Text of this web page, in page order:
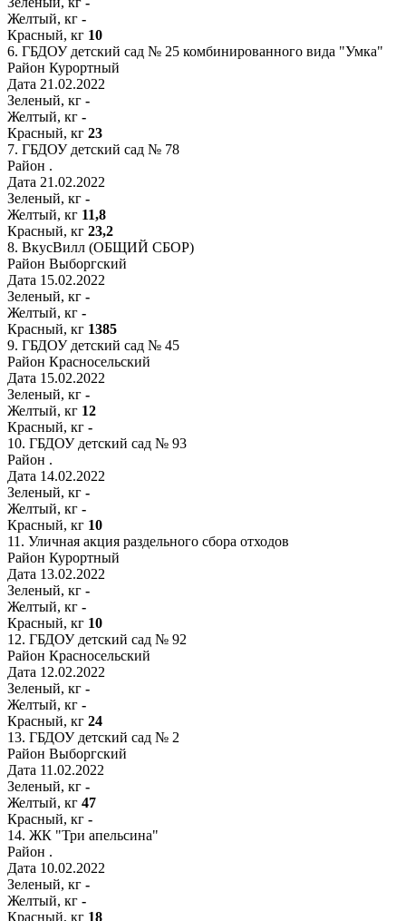
Желтый, кг -
Красный, кг 10
6. ГБДОУ детский сад № 25 комбинированного вида "Умка"
Район Курортный
Дата 21.02.2022
Зеленый, кг -
Желтый, кг -
Красный, кг 23
7. ГБДОУ детский сад № 78
Район .
Дата 21.02.2022
Зеленый, кг -
Желтый, кг 11,8
Красный, кг 23,2
8. ВкусВилл (ОБЩИЙ СБОР)
Район Выборгский
Дата 15.02.2022
Зеленый, кг -
Желтый, кг -
Красный, кг 1385
9. ГБДОУ детский сад № 45
Район Красносельский
Дата 15.02.2022
Зеленый, кг -
Желтый, кг 12
Красный, кг -
10. ГБДОУ детский сад № 93
Район .
Дата 14.02.2022
Зеленый, кг -
Желтый, кг -
Красный, кг 10
11. Уличная акция раздельного сбора отходов
Район Курортный
Дата 13.02.2022
Зеленый, кг -
Желтый, кг -
Красный, кг 10
12. ГБДОУ детский сад № 92
Район Красносельский
Дата 12.02.2022
Зеленый, кг -
Желтый, кг -
Красный, кг 24
13. ГБДОУ детский сад № 2
Район Выборгский
Дата 11.02.2022
Зеленый, кг -
Желтый, кг 47
Красный, кг -
14. ЖК "Три апельсина"
Район .
Дата 10.02.2022
Зеленый, кг -
Желтый, кг -
Красный, кг 18